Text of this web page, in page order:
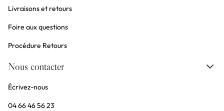
Livraisons et retours
Foire aux questions
Procédure Retours
Nous contacter
Écrivez-nous
04 66 46 56 23